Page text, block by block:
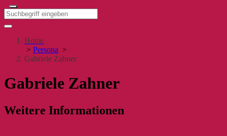
Home
> Persona >
Gabriele Zahner
Gabriele Zahner
Weitere Informationen